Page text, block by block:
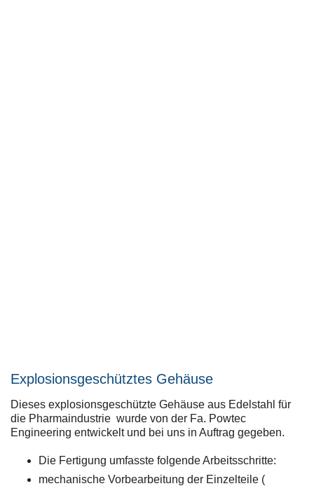
Explosionsgeschütztes Gehäuse
Dieses explosionsgeschützte Gehäuse aus Edelstahl für
die Pharmaindustrie wurde von der Fa. Powtec
Engineering entwickelt und bei uns in Auftrag gegeben.
Die Fertigung umfasste folgende Arbeitsschritte:
mechanische Vorbearbeitung der Einzelteile (